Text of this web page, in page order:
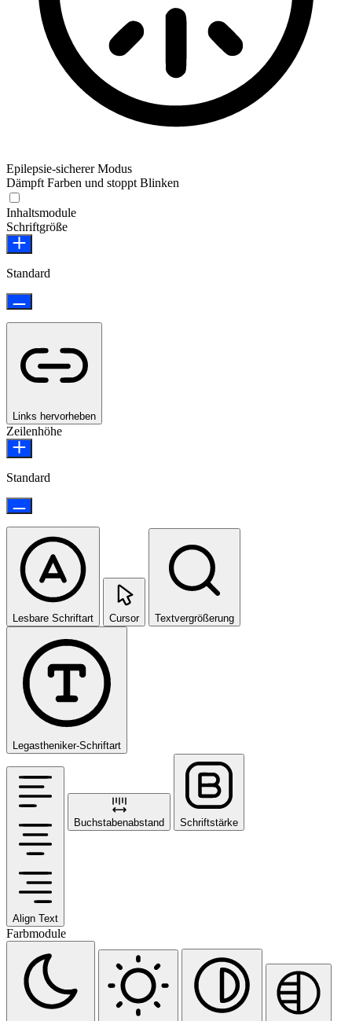
Epilepsie-sicherer Modus
Dämpft Farben und stoppt Blinken
Inhaltsmodule
Schriftgröße
Standard
Links hervorheben
Zeilenhöhe
Standard
Lesbare Schriftart Cursor Textvergrößerung
Legastheniker-Schriftart
Align Text
Buchstabenabstand Schriftstärke
Farbmodule